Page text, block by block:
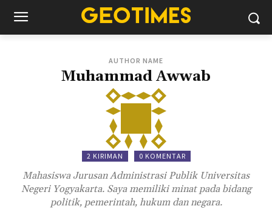
AUTHOR NAME
Muhammad Awwab
2 KIRIMAN 0 KOMENTAR
Mahasiswa Jurusan Administrasi Publik Universitas
Negeri Yogyakarta. Saya memiliki minat pada bidang
politik, pemerintah, hukum dan negara.